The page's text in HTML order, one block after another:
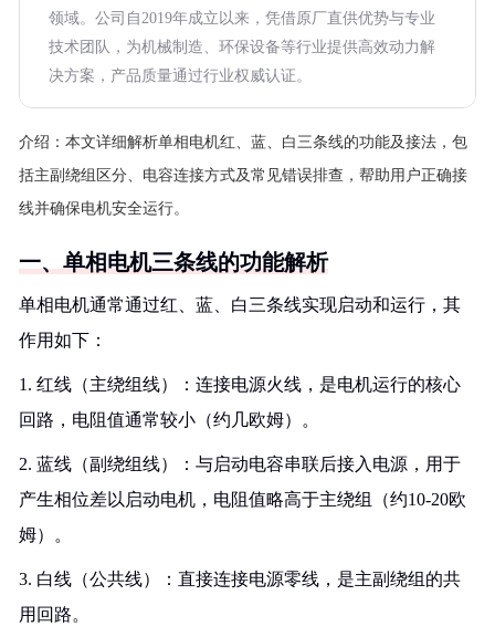
领域。公司自2019年成立以来，凭借原厂直供优势与专业
技术团队，为机械制造、环保设备等行业提供高效动力解
决方案，产品质量通过行业权威认证。
介绍： 本文详细解析单相电机红、蓝、白三条线的功能及接法，包
括主副绕组区分、电容连接方式及常见错误排查，帮助用户正确接
线并确保电机安全运行。
一、单相电机三条线的功能解析
单相电机通常通过红、蓝、白三条线实现启动和运行，其
作用如下：
1. 红线（主绕组线）：连接电源火线，是电机运行的核心
回路，电阻值通常较小（约几欧姆）。
2. 蓝线（副绕组线）：与启动电容串联后接入电源，用于
产生相位差以启动电机，电阻值略高于主绕组（约10-20欧
姆）。
3. 白线（公共线）：直接连接电源零线，是主副绕组的共
用回路。